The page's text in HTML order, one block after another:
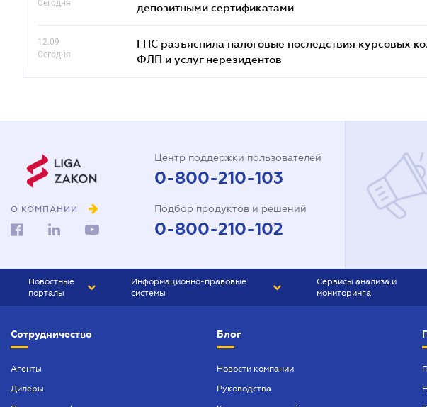
Сегодня
депозитными сертификатами
12.09
Сегодня
ГНС разъяснила налоговые последствия курсовых
ФЛП и услуг нерезидентов
О КОМПАНИИ
Центр поддержки пользователей
0-800-210-103
Подбор продуктов и решений
0-800-210-102
Новостные
порталы
БИЗНЕС
Информационно-правовые
системы
БУХГАЛТЕР ПРОФ
Сервисы анализа и
мониторинга
Сотрудничество
Агенты
Дилеры
Блог
Новости компании
Руководства